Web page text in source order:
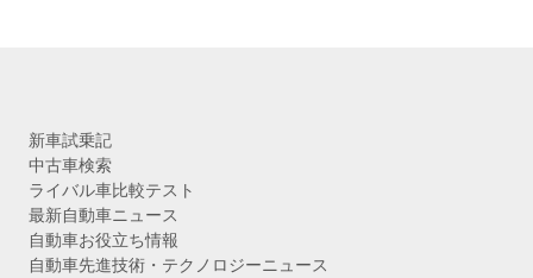
新車試乗記
中古車検索
ライバル車比較テスト
最新自動車ニュース
自動車お役立ち情報
自動車先進技術・テクノロジーニュース